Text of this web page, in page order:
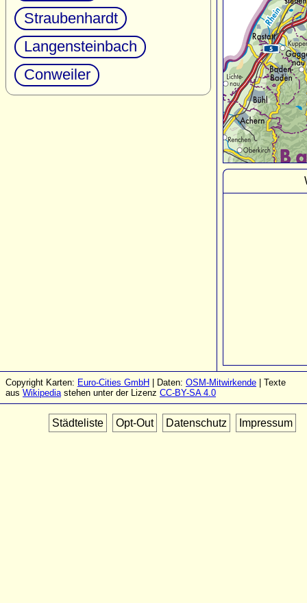
Straubenhardt
Langensteinbach
Conweiler
Copyright Karten: Euro-Cities GmbH | Daten: OSM-Mitwirkende | Texte
aus Wikipediastehen unter der Lizenz CC-BY-SA 4.0
Städteliste Opt-Out Datenschutz Impressum